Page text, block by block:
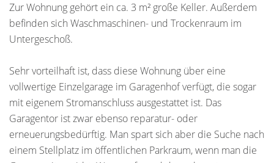
Zur Wohnung gehört ein ca. 3 m² große Keller. Außerdem
befinden sich Waschmaschinen- und Trockenraum im
Untergeschoß.
Sehr vorteilhaft ist, dass diese Wohnung über eine
vollwertige Einzelgarage im Garagenhof verfügt, die sogar
mit eigenem Stromanschluss ausgestattet ist. Das
Garagentor ist zwar ebenso reparatur- oder
erneuerungsbedürftig. Man spart sich aber die Suche nach
einem Stellplatz im öffentlichen Parkraum, wenn man die